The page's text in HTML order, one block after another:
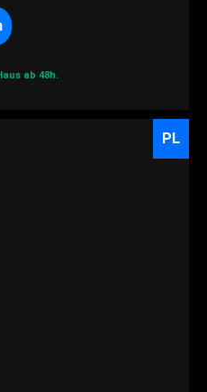
ab 48h.
PL